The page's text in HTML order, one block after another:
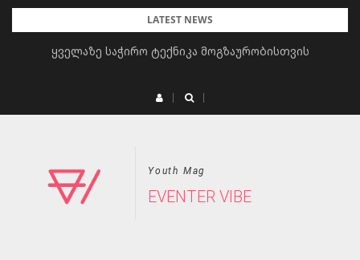
Skip
LATEST NEWS
ყველაზე საჭირო ტექნიკა მოგზაურობისთვის
Youth Mag
EVENTER VIBE